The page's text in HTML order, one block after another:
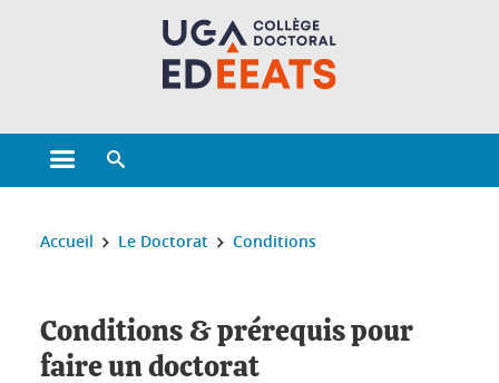
Ouvrir le menu principal
Vous êtes ici :
Accueil Le Doctorat Conditions
Conditions & prérequis pour
faire un doctorat